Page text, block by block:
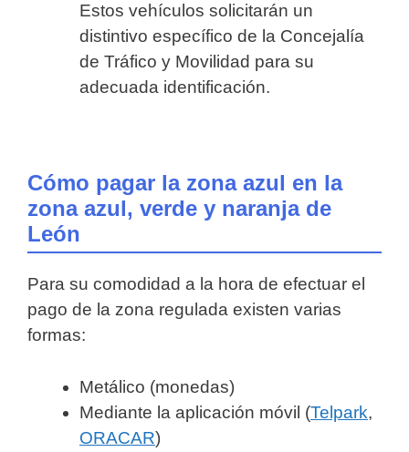
Estos vehículos solicitarán un
distintivo específico de la Concejalía
de Tráfico y Movilidad para su
adecuada identificación.
Cómo pagar la zona azul en la
zona azul, verde y naranja de
León
Para su comodidad a la hora de efectuar el
pago de la zona regulada existen varias
formas:
Metálico (monedas)
Mediante la aplicación móvil (Telpark,
ORACAR)